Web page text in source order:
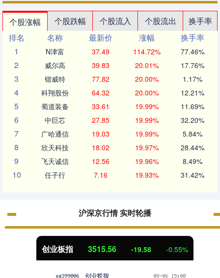
个股涨幅 个股跌幅 个股流入 个股流出
换手率
排名
名称 最新价 涨幅
换手率
1
N津富 37.49 114.72% 77.46%
2 威尔高 39.83 20.01% 17.76%
3 锴威特 77.82 20.00% 1.17%
4 科翔股份 64.32 20.00% 12.21%
5 蜀道装备 33.61 19.99% 11.69%
6 中巨芯 27.85 19.99% 32.20%
7 广哈通信 19.03 19.99% 5.84%
8 欣天科技 18.02 19.97% 28.44%
9 飞天诚信 12.56 19.96% 8.49%
10 任子行 7.16 19.93% 31.42%
沪深京行情 实时轮播
创业板指 3515.56 -19.58 -0.55%